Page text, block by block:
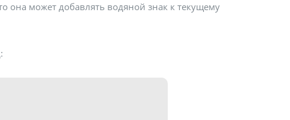
она может добавлять водяной знак к текущему